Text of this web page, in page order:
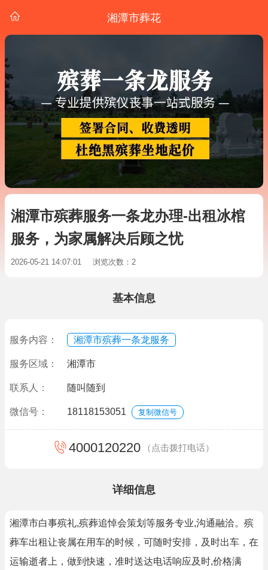
湘潭市葬花
湘潭市殡葬服务一条龙办理-出租冰棺
服务，为家属解决后顾之忧
2026-05-21 14:07:01 浏览次数：2
基本信息
服务内容： 湘潭市殡葬一条龙服务
服务区域： 湘潭市
联系人： 随叫随到
微信号： 18118153051 复制微信号
4000120220 （点击拨打电话）
详细信息
湘潭市白事殡礼,殡葬追悼会策划等服务专业,沟通融洽。殡
葬车出租让丧属在用车的时候，可随时安排，及时出车，在
运输逝者上，做到快速，准时送达电话响应及时,价格满